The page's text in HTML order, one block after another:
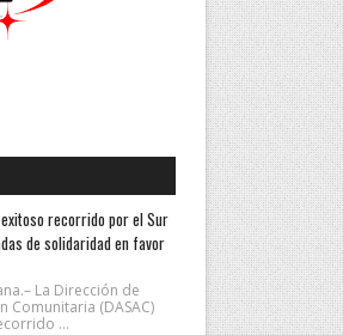
exitoso recorrido por el Sur
de solidaridad en favor
La Dirección de
Comunitaria (DASAC)
...